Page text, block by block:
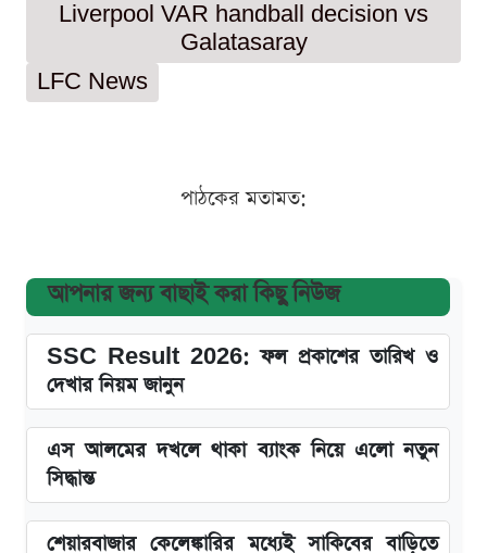
Liverpool VAR handball decision vs
Galatasaray
LFC News
পাঠকের মতামত:
আপনার জন্য বাছাই করা কিছু নিউজ
SSC Result 2026: ফল প্রকাশের তারিখ ও
দেখার নিয়ম জানুন
এস আলমের দখলে থাকা ব্যাংক নিয়ে এলো নতুন
সিদ্ধান্ত
শেয়ারবাজার কেলেঙ্কারির মধ্যেই সাকিবের বাড়িতে